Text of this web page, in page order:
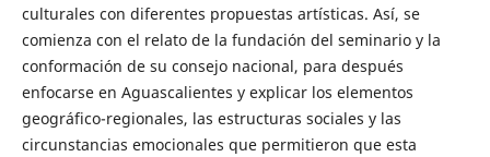
culturales con diferentes propuestas artísticas. Así, se
comienza con el relato de la fundación del seminario y la
conformación de su consejo nacional, para después
enfocarse en Aguascalientes y explicar los elementos
geográfico-regionales, las estructuras sociales y las
circunstancias emocionales que permitieron que esta